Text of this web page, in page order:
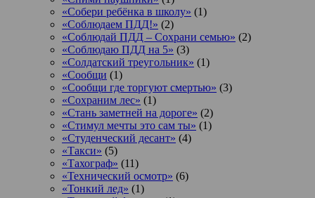
«Собери ребёнка в школу» (1)
«Соблюдаем ПДД!» (2)
«Соблюдай ПДД – Сохрани семью» (2)
«Соблюдаю ПДД на 5» (3)
«Солдатский треугольник» (1)
«Сообщи (1)
«Сообщи где торгуют смертью» (3)
«Сохраним лес» (1)
«Стань заметней на дороге» (2)
«Стимул мечты это сам ты» (1)
«Студенческий десант» (4)
«Такси» (5)
«Тахограф» (11)
«Технический осмотр» (6)
«Тонкий лед» (1)